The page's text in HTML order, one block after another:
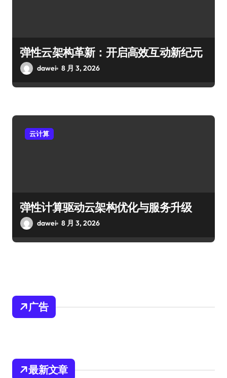
弹性云架构革新：开启高效互动新纪元
dawei 8 月 3, 2026
云计算
弹性计算驱动云架构优化与服务升级
dawei 8 月 3, 2026
广告
最新文章